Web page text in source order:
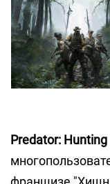
Predator: Hunting